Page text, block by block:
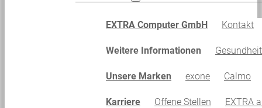
EXTRA Computer GmbH Kontakt
Weitere Informationen
Unsere Marken exone Calmo
Karriere Offene Stellen EXTRA